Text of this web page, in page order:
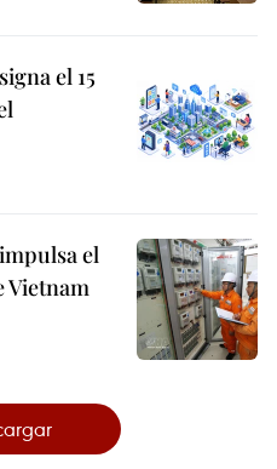
el 15
el
Vietnam